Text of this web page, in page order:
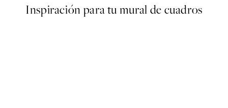
Inspiración para tu mural de cuadros